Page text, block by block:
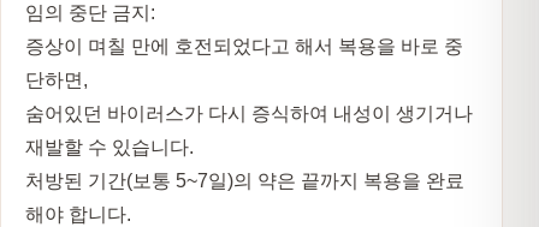
임의 중단 금지:
증상이 며칠 만에 호전되었다고 해서 복용을 바로 중
단하면,
숨어있던 바이러스가 다시 증식하여 내성이 생기거나
재발할 수 있습니다.
처방된 기간(보통 5~7일)의 약은 끝까지 복용을 완료
해야 합니다.